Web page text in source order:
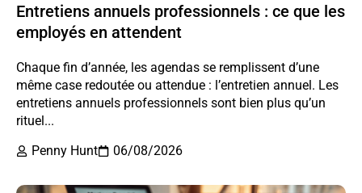
Entretiens annuels professionnels : ce que les
employés en attendent
Chaque fin d’année, les agendas se remplissent d’une
même case redoutée ou attendue : l’entretien annuel. Les
entretiens annuels professionnels sont bien plus qu’un
rituel...
Penny Hunt
06/08/2026